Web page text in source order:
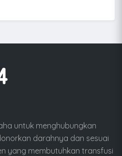
untuk menghubungkan
darahnya dan sesuai
yang membutuhkan transfusi